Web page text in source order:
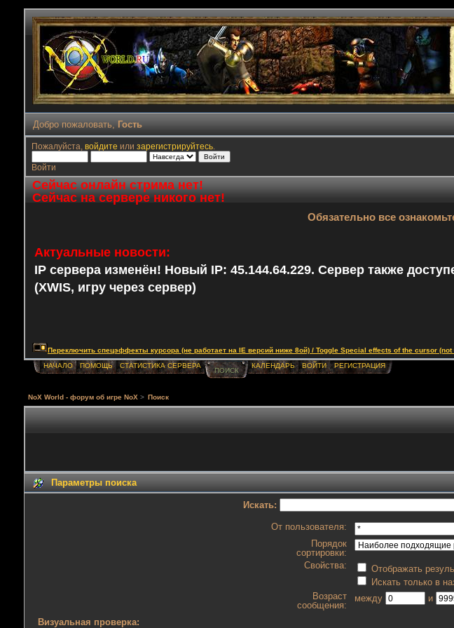
Добро пожаловать, Гость
Пожалуйста, войдите или зарегистрируйтесь.
Войти
Сейчас онлайн стрима нет!
Сейчас на сервере никого нет!
Обязательно все
Актуальные новости:
IP сервера изменён! Новый IP: 45.144.64.229. Сервер также
(XWIS, игру через сервер)
Переключить спецэффекты курсора (не работает на IE версий ниже 8ой) / Toggle Special effects of the cursor
НАЧАЛО ПОМОЩЬ СТАТИСТИКА СЕРВЕРА
ПОИСК
КАЛЕНДАРЬ ВОЙТИ РЕГИСТРАЦИЯ
NoX World - форум об игре NoX > Поиск
Параметры поиска
Искать:
От пользователя:
Порядок
сортировки:
Свойства:
Отображать
Искать только в
Возраст
сообщения:
между и
Визуальная проверка: